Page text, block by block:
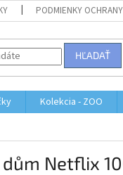
PODMIENKY
HĽADAŤ
Kolekcia - ZOO
Netflix